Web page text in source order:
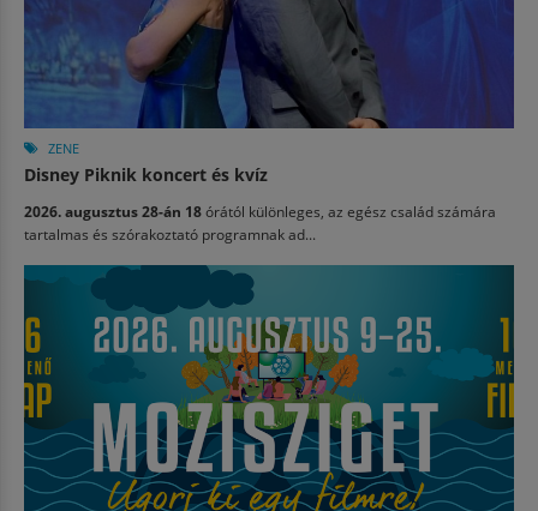
ZENE
Disney Piknik koncert és kvíz
2026. augusztus 28-án 18órától különleges, az egész család számára
tartalmas és szórakoztató programnak ad...